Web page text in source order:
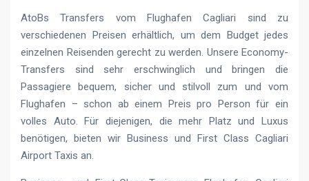
AtoBs Transfers vom Flughafen Cagliari sind zu
verschiedenen Preisen erhältlich, um dem Budget jedes
einzelnen Reisenden gerecht zu werden. Unsere Economy-
Transfers sind sehr erschwinglich und bringen die
Passagiere bequem, sicher und stilvoll zum und vom
Flughafen – schon ab einem Preis pro Person für ein
volles Auto. Für diejenigen, die mehr Platz und Luxus
benötigen, bieten wir Business und First Class Cagliari
Airport Taxis an.